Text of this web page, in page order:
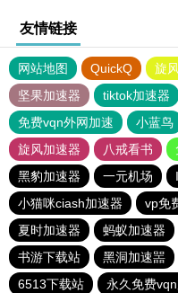
友情链接
网站地图 QuickQ 旋
坚果加速器
tiktok加速器
免费vqn外网加速
小蓝鸟
旋风加速器
八戒看书
黑豹加速器
一元机场
小猫咪ciash加速器
vp免
夏时加速器
蚂蚁加速器
书游下载站
黑洞加速噐
6513下载站
永久免费